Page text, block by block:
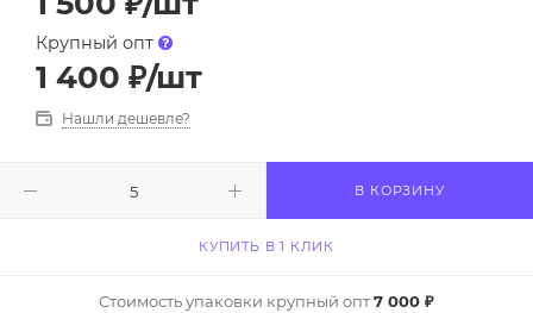
Крупный опт
1 400 ₽/шт
Нашли дешевле?
В КОРЗИНУ
КУПИТЬ В 1 КЛИК
Стоимость упаковки крупный опт7 000 ₽